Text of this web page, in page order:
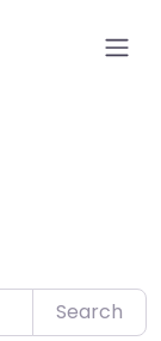
Search